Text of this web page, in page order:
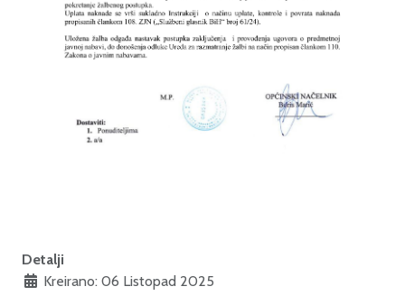
Detalji
Kreirano: 06 Listopad 2025